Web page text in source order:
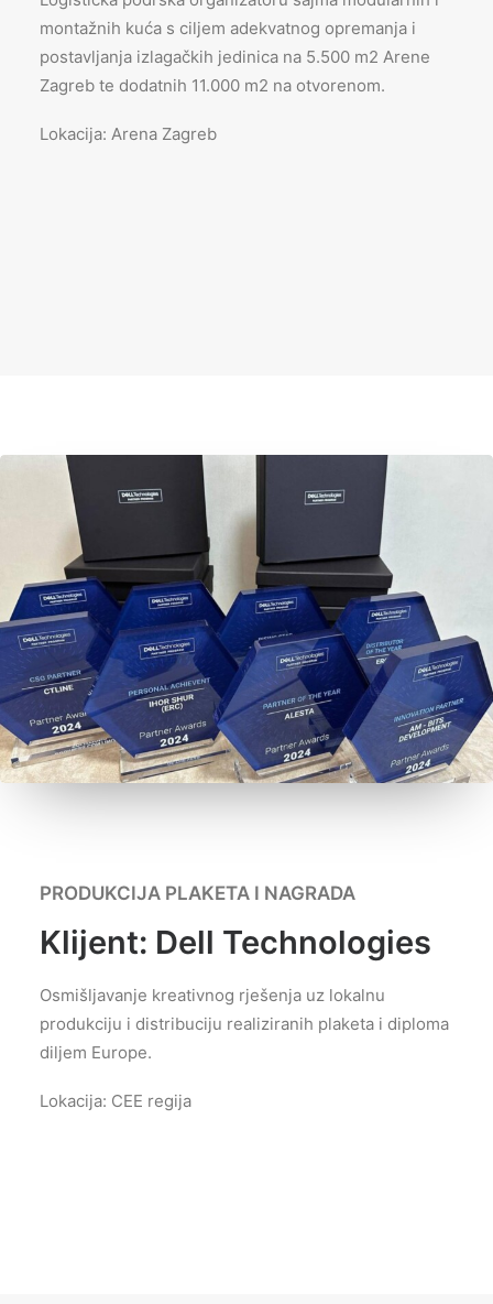
montažnih kuća s ciljem adekvatnog opremanja i
postavljanja izlagačkih jedinica na 5.500 m2 Arene
Zagreb te dodatnih 11.000 m2 na otvorenom.
Lokacija: Arena Zagreb
PRODUKCIJA PLAKETA I NAGRADA
Klijent: Dell Technologies
Osmišljavanje kreativnog rješenja uz lokalnu
produkciju i distribuciju realiziranih plaketa i diploma
diljem Europe.
Lokacija: CEE regija